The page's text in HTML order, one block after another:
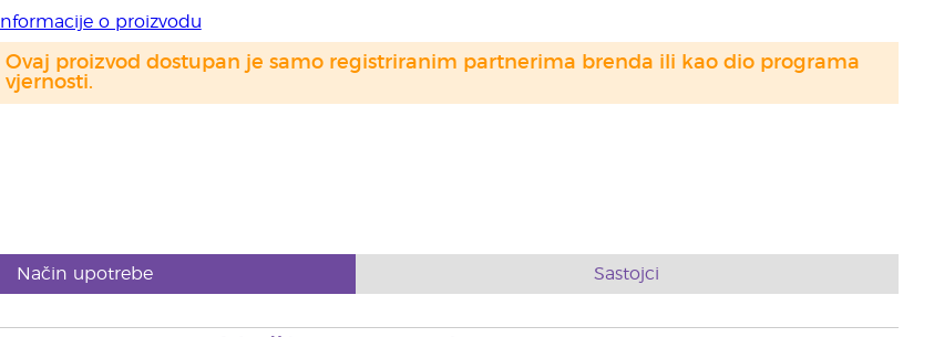
Informacije o proizvodu
Ovaj proizvod dostupan je samo registriranim partnerima brenda ili kao dio programa
vjernosti.
Način upotrebe Sastojci